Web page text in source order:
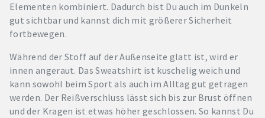
Elementen kombiniert. Dadurch bist Du auch im Dunkeln
gut sichtbar und kannst dich mit größerer Sicherheit
fortbewegen.
Während der Stoff auf der Außenseite glatt ist, wird er
innen angeraut. Das Sweatshirt ist kuschelig weich und
kann sowohl beim Sport als auch im Alltag gut getragen
werden. Der Reißverschluss lässt sich bis zur Brust öffnen
und der Kragen ist etwas höher geschlossen. So kannst Du